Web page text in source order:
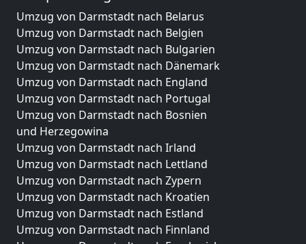
Umzug von Darmstadt nach Belarus
Umzug von Darmstadt nach Belgien
Umzug von Darmstadt nach Bulgarien
Umzug von Darmstadt nach Dänemark
Umzug von Darmstadt nach England
Umzug von Darmstadt nach Portugal
Umzug von Darmstadt nach Bosnien
und Herzegowina
Umzug von Darmstadt nach Irland
Umzug von Darmstadt nach Lettland
Umzug von Darmstadt nach Zypern
Umzug von Darmstadt nach Kroatien
Umzug von Darmstadt nach Estland
Umzug von Darmstadt nach Finnland